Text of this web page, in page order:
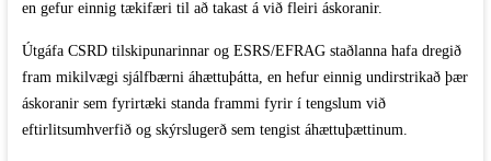
en gefur einnig tækifæri til að takast á við fleiri áskoranir.
Útgáfa CSRD tilskipunarinnar og ESRS/EFRAG staðlanna hafa dregið
fram mikilvægi sjálfbærni áhættuþátta, en hefur einnig undirstrikað þær
áskoranir sem fyrirtæki standa frammi fyrir í tengslum við
eftirlitsumhverfið og skýrslugerð sem tengist áhættuþættinum.